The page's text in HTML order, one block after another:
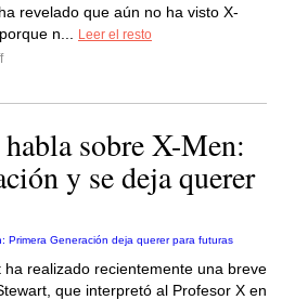
revelado que aún no ha visto X-
n...
Leer el resto
sobre X-Men:
y se deja querer
ha realizado recientemente una breve
que interpretó al Profesor X en